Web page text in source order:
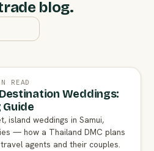
blog.
READ
Weddings:
island weddings in Samui,
— how a Thailand DMC plans
agents and their couples.